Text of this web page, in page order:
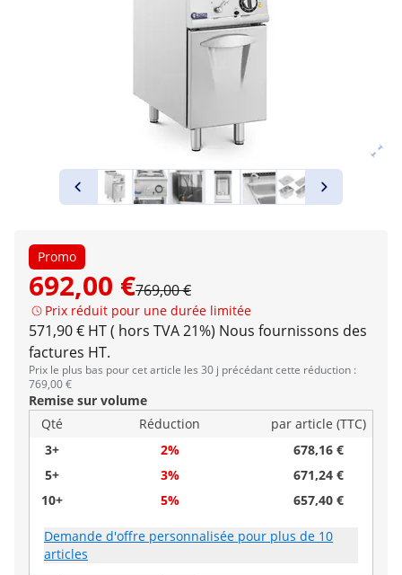
Promo
692,00 €769,00 €
Prix réduit pour une durée limitée
571,90 € HT ( hors TVA 21%) Nous fournissons des
factures HT.
Prix le plus bas pour cet article les 30 j précédant cette réduction :
769,00 €
Remise sur volume
Qté
Réduction
par article (TTC)
3+
2%
678,16 €
5+
3%
671,24 €
10+
5% 657,40 €
Demande d'offre personnalisée pour plus de 10
articles